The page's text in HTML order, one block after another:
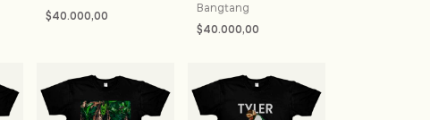
$40.000,00
Bangtang
$40.000,00